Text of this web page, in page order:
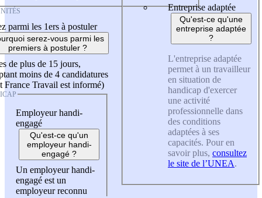
parmi les 1ers à postuler
serez-vous parmi les
premiers à postuler ?
de plus de 15 jours,
moins de 4 candidatures
France Travail est informé)
Employeur handi-
engagé
Qu'est-ce qu'un
employeur handi-
engagé ?
Un employeur handi-
engagé est un
employeur reconnu
Entreprise adaptée
Qu'est-ce qu'une
entreprise adaptée
?
L'entreprise adaptée
permet à un travailleur
en situation de
handicap d'exercer
une activité
professionnelle dans
des conditions
adaptées à ses
capacités. Pour en
savoir plus, consultez
le site de l’UNEA.